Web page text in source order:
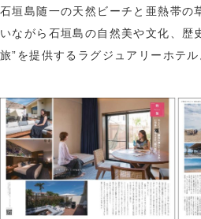
石垣島随一の天然ビーチと亜熱帯の
いながら石垣島の自然美や文化、歴
旅”を提供するラグジュアリーホテル